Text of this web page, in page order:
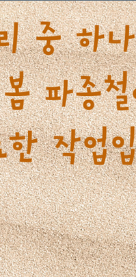
바가이드 룸바알바
시알바 스웨디시구인
알바 일자리정보